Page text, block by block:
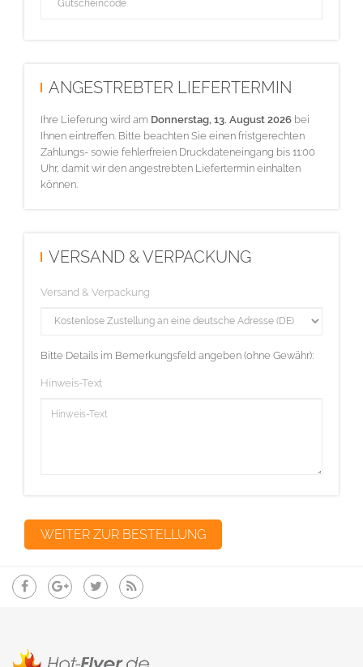
ANGESTREBTER LIEFERTERMIN
Ihre Lieferung wird am Donnerstag, 13. August 2026 bei
Ihnen eintreffen. Bitte beachten Sie einen fristgerechten
Zahlungs- sowie fehlerfreien Druckdateneingang bis 11:00
Uhr, damit wir den angestrebten Liefertermin einhalten
können.
VERSAND & VERPACKUNG
Versand & Verpackung
Bitte Details im Bemerkungsfeld angeben (ohne Gewähr):
Hinweis-Text